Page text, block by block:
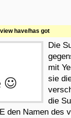
have/has got
Die
mit
sie
die
den Namen des